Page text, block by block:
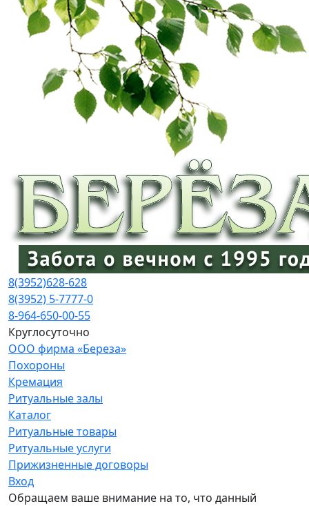
8(3952)628-628
8(3952) 5-7777-0
8-964-650-00-55
Круглосуточно
ООО фирма «Береза»
Похороны
Кремация
Ритуальные залы
Каталог
Ритуальные товары
Ритуальные услуги
Прижизненные договоры
Вход
Обращаем ваше внимание на то, что данный